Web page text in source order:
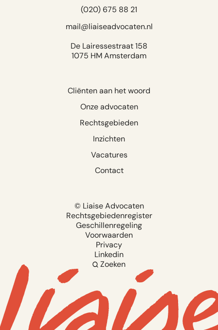
(020) 675 88 21
mail@liaiseadvocaten.nl
De Lairessestraat 158
1075 HM Amsterdam
Cliënten aan het woord
Onze advocaten
Rechtsgebieden
Inzichten
Vacatures
Contact
© Liaise Advocaten
Rechtsgebiedenregister
Geschillenregeling
Voorwaarden
Privacy
Linkedin
Zoeken